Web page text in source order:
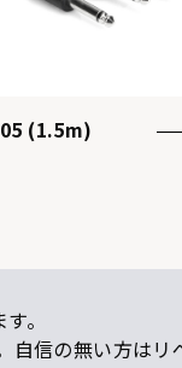
(1.5m)
。
信の無い方はリ